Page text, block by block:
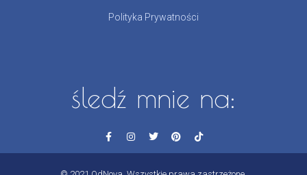
Polityka Prywatności
śledź mnie na: